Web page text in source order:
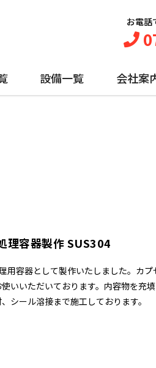
お電話
設備一覧 会社案
理容器製作 SUS304
用容器として製作いたしました。カ
使いいただいております。内容物を充
シール溶接まで施工しております。